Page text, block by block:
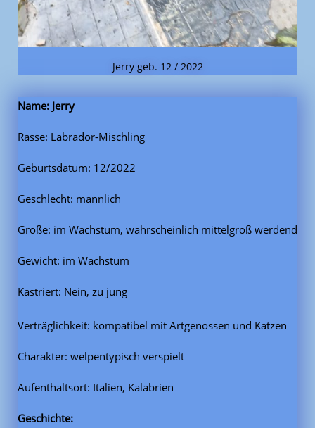
Jerry geb. 12 / 2022
Name: Jerry
Rasse: Labrador-Mischling
Geburtsdatum: 12/2022
Geschlecht: männlich
Größe: im Wachstum, wahrscheinlich mittelgroß werdend
Gewicht: im Wachstum
Kastriert: Nein, zu jung
Verträglichkeit: kompatibel mit Artgenossen und Katzen
Charakter: welpentypisch verspielt
Aufenthaltsort: Italien, Kalabrien
Geschichte: